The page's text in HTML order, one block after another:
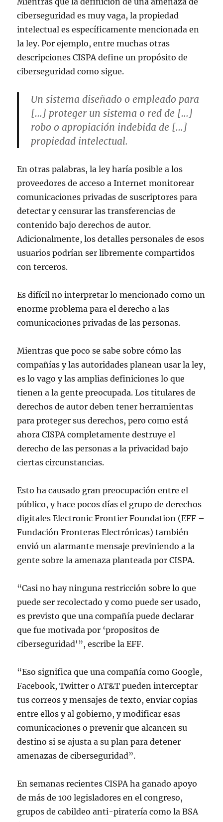
ciberseguridad es muy vaga, la propiedad
intelectual es específicamente mencionada en
la ley. Por ejemplo, entre muchas otras
descripciones CISPA define un propósito de
ciberseguridad como sigue.
Un sistema diseñado o empleado para
[…] proteger un sistema o red de […]
robo o apropiación indebida de […]
propiedad intelectual.
En otras palabras, la ley haría posible a los
proveedores de acceso a Internet monitorear
comunicaciones privadas de suscriptores para
detectar y censurar las transferencias de
contenido bajo derechos de autor.
Adicionalmente, los detalles personales de esos
usuarios podrían ser libremente compartidos
con terceros.
Es difícil no interpretar lo mencionado como un
enorme problema para el derecho a las
comunicaciones privadas de las personas.
Mientras que poco se sabe sobre cómo las
compañías y las autoridades planean usar la ley,
es lo vago y las amplias definiciones lo que
tienen a la gente preocupada. Los titulares de
derechos de autor deben tener herramientas
para proteger sus derechos, pero como está
ahora CISPA completamente destruye el
derecho de las personas a la privacidad bajo
ciertas circunstancias.
Esto ha causado gran preocupación entre el
público, y hace pocos días el grupo de derechos
digitales Electronic Frontier Foundation (EFF –
Fundación Fronteras Electrónicas) también
envió un alarmante mensaje previniendo a la
gente sobre la amenaza planteada por CISPA.
“Casi no hay ninguna restricción sobre lo que
puede ser recolectado y como puede ser usado,
es previsto que una compañía puede declarar
que fue motivada por ‘propositos de
ciberseguridad'”, escribe la EFF.
“Eso significa que una compañía como Google,
Facebook, Twitter o AT&T pueden interceptar
tus correos y mensajes de texto, enviar copias
entre ellos y al gobierno, y modificar esas
comunicaciones o prevenir que alcancen su
destino si se ajusta a su plan para detener
amenazas de ciberseguridad”.
En semanas recientes CISPA ha ganado apoyo
de más de 100 legisladores en el congreso,
grupos de cabildeo anti-piratería como la BSA